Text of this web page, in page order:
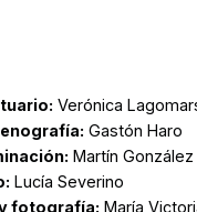
Verónica
Gastón Haro
Martín
Lucía Severino
fotografía: María